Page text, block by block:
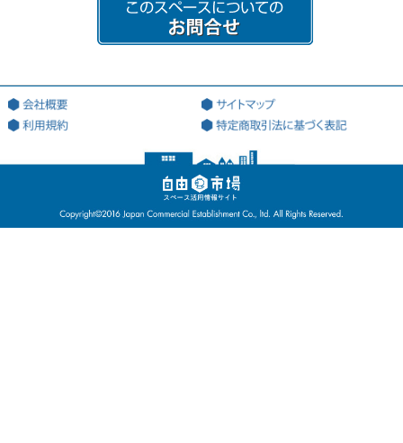
員資格を付与され会員登録を行った法人又は個人を意味する。
（２）「本サイト」とは、会員が本サービスを利用する際に用いる、
本サービス専用のWEBサイト（ドメインアドレス：http://jiyu18.jp）
ことを希望する法人又は個人を意味する。
（４）「登録情報」とは、当社が指定した、本サービスを利用するた
（５）「利用契約」とは、第3条第4項に基づき、当社と会員の間で成
立する会員による本サービスの利用に関する契約を意味する。
（６）「知的財産権」とは、著作権、特許権、実用新案権、商標権、
意匠権その他の知的財産権（これらの権利を取得し、又はこれらの権
利につき登録等を出願する一切の権利を含む）を意味する。